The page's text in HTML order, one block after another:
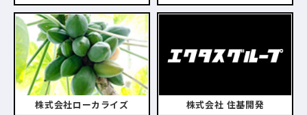
株式会社ローカライズ 株式会社 住基開発